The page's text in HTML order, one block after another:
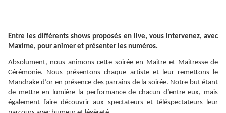
Entre les différents shows proposés en live, vous intervenez, avec
Maxime, pour animer et présenter les numéros.
Absolument, nous animons cette soirée en Maitre et Maitresse de
Cérémonie. Nous présentons chaque artiste et leur remettons le
Mandrake d’or en présence des parrains de la soirée. Notre but étant
de mettre en lumière la performance de chacun d’entre eux, mais
également faire découvrir aux spectateurs et téléspectateurs leur